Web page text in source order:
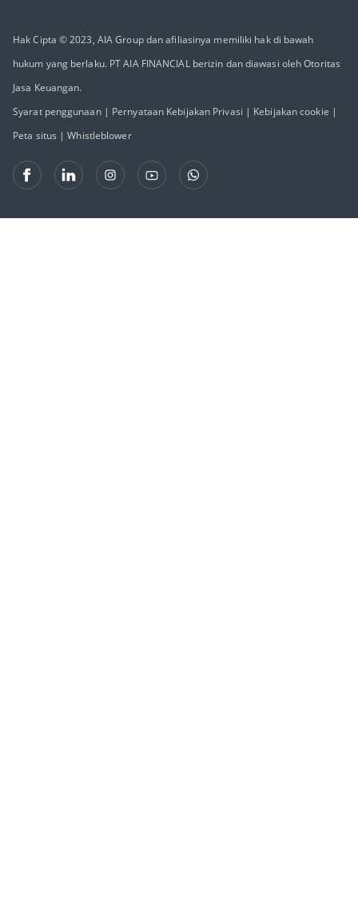
Hak Cipta © 2023, AIA Group dan afiliasinya memiliki hak di bawah
hukum yang berlaku. PT AIA FINANCIAL berizin dan diawasi oleh Otoritas
Jasa Keuangan.
Syarat penggunaan| Pernyataan Kebijakan Privasi | Kebijakan cookie |
Peta situs |Whistleblower